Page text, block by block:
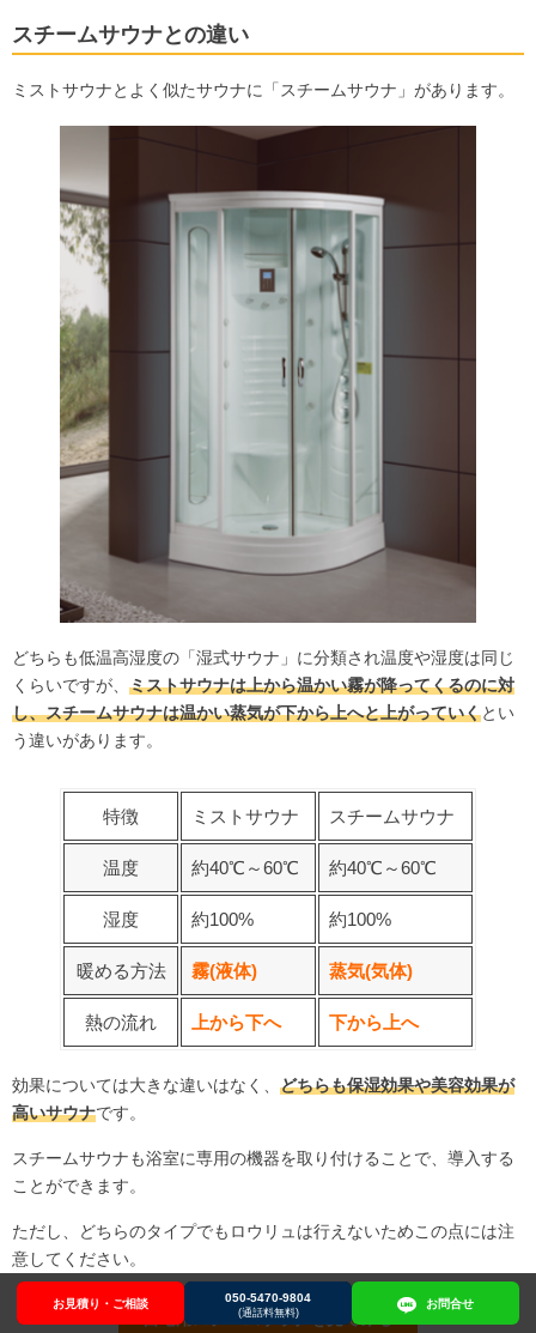
お見積り・ご相談 050-5470-9804
(通話料無料)
お問合せ
スチームサウナとの違い
ミストサウナとよく似たサウナに「スチームサウナ」があります。
どちらも低温高湿度の「湿式サウナ」に分類され温度や湿度は同じ
くらいですが、 ミストサウナは上から温かい霧が降ってくるのに対
し、スチームサウナは温かい蒸気が下から上へと上がっていくとい
う違いがあります。
特徴 ミストサウナ スチームサウナ
温度 約40℃～60℃ 約40℃～60℃
湿度 約100% 約100%
暖める方法 霧(液体) 蒸気(気体)
熱の流れ 上から下へ 下から上へ
効果については大きな違いはなく、 どちらも保湿効果や美容効果が
高いサウナです。
スチームサウナも浴室に専用の機器を取り付けることで、導入する
ことができます。
ただし、どちらのタイプでもロウリュは行えないためこの点には注
意してください。
自宅用スチームサウナを見てみる
お見積り・ご相談 050-5470-9804 お問合せ